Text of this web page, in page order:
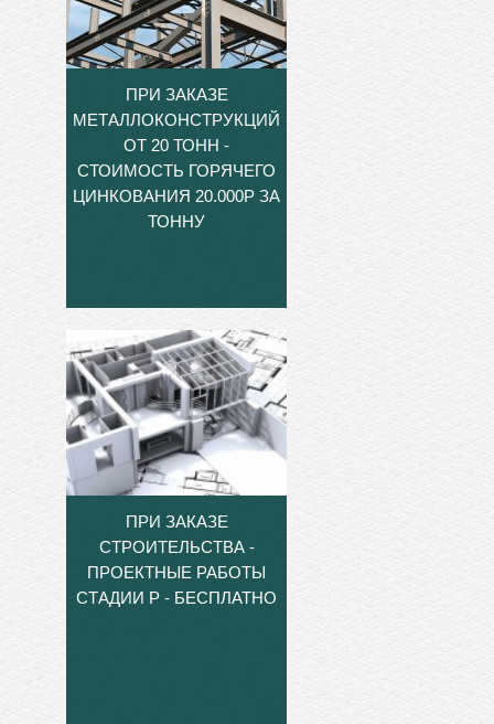
ПРИ ЗАКАЗЕ
МЕТАЛЛОКОНСТРУКЦИЙ
ОТ 20 ТОНН -
СТОИМОСТЬ ГОРЯЧЕГО
ЦИНКОВАНИЯ 20.000Р ЗА
ТОННУ
ПРИ ЗАКАЗЕ
СТРОИТЕЛЬСТВА -
ПРОЕКТНЫЕ РАБОТЫ
СТАДИИ Р - БЕСПЛАТНО